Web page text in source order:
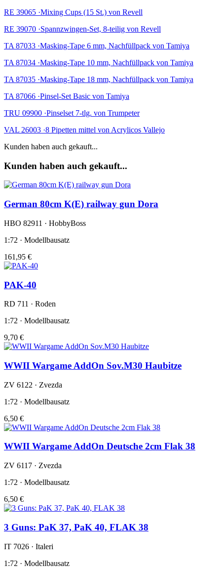
RE 39065 ·Mixing Cups (15 St.) von Revell
RE 39070 ·Spannzwingen-Set, 8-teilig von Revell
TA 87033 ·Masking-Tape 6 mm, Nachfüllpack von Tamiya
TA 87034 ·Masking-Tape 10 mm, Nachfüllpack von Tamiya
TA 87035 ·Masking-Tape 18 mm, Nachfüllpack von Tamiya
TA 87066 ·Pinsel-Set Basic von Tamiya
TRU 09900 ·Pinselset 7-tlg. von Trumpeter
VAL 26003 ·8 Pipetten mittel von Acrylicos Vallejo
Kunden haben auch gekauft...
Kunden haben auch gekauft...
German 80cm K(E) railway gun Dora
HBO 82911 · HobbyBoss
1:72 · Modellbausatz
161,95 €
PAK-40
RD 711 · Roden
1:72 · Modellbausatz
9,70 €
WWII Wargame AddOn Sov.M30 Haubitze
ZV 6122 · Zvezda
1:72 · Modellbausatz
6,50 €
WWII Wargame AddOn Deutsche 2cm Flak 38
ZV 6117 · Zvezda
1:72 · Modellbausatz
6,50 €
3 Guns: PaK 37, PaK 40, FLAK 38
IT 7026 · Italeri
1:72 · Modellbausatz